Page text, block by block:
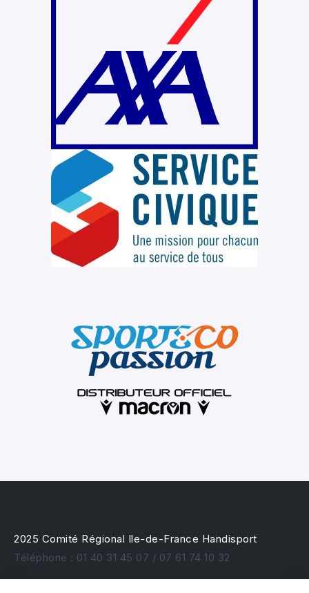
2025 Comité Régional Ile-de-France Handisport
Téléphone : 01 40 31 45 07 / 07 61 74 10 32